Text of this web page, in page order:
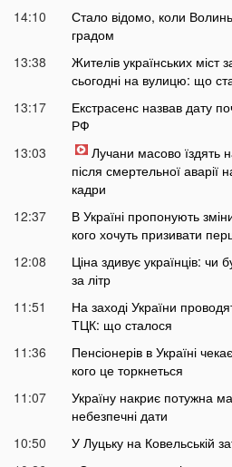
14:10
Стало відомо, коли
градом
13:38
Жителів українських міст
сьогодні на вулицю: що
13:17
Екстрасенс назвав дату
РФ
13:03
Лучани масово їздять
після смертельної аварії
кадри
12:37
В Україні пропонують
кого хочуть призивати
12:08
Ціна здивує українців:
за літр
11:51
На заході України
ТЦК: що сталося
11:36
Пенсіонерів в Україні
кого це торкнеться
11:07
Україну накриє потужна
небезпечні дати
10:50
У Луцьку на Ковельській